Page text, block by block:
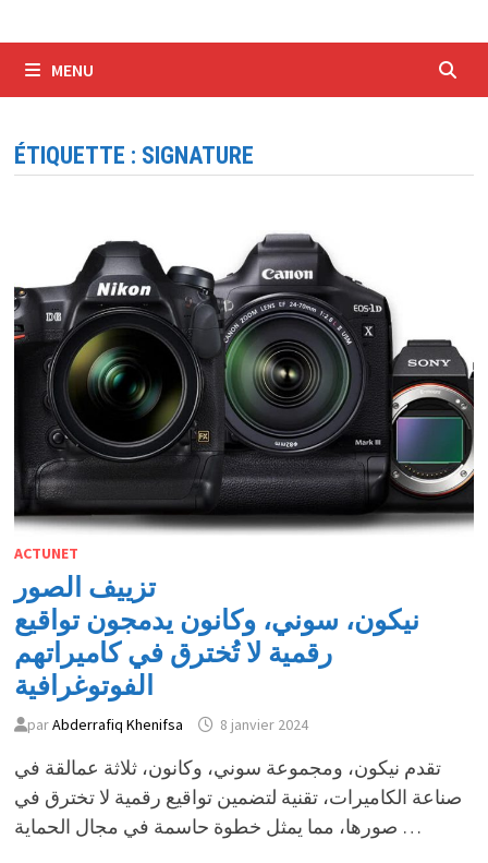
MENU
ÉTIQUETTE : SIGNATURE
ACTUNET
تزييف الصور
نيكون، سوني، وكانون يدمجون تواقيع
رقمية لا تُخترق في كاميراتهم
الفوتوغرافية
parAbderrafiq Khenifsa 8 janvier 2024
تقدم نيكون، ومجموعة سوني، وكانون، ثلاثة عمالقة في
صناعة الكاميرات، تقنية لتضمين تواقيع رقمية لا تخترق في
صورها، مما يمثل خطوة حاسمة في مجال الحماية …